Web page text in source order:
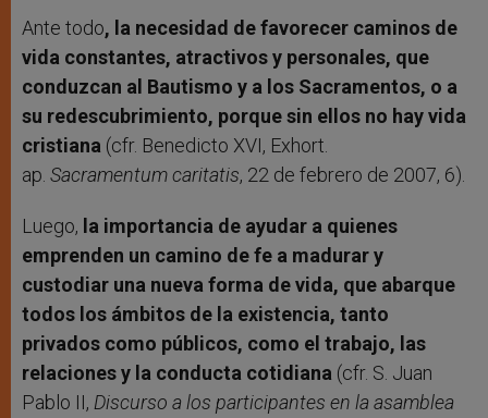
Ante todo, la necesidad de favorecer caminos de
vida constantes, atractivos y personales, que
conduzcan al Bautismo y a los Sacramentos, o a
su redescubrimiento, porque sin ellos no hay vida
cristiana (cfr. Benedicto XVI, Exhort.
ap. Sacramentum caritatis, 22 de febrero de 2007, 6).
Luego, la importancia de ayudar a quienes
emprenden un camino de fe a madurar y
custodiar una nueva forma de vida, que abarque
todos los ámbitos de la existencia, tanto
privados como públicos, como el trabajo, las
relaciones y la conducta cotidiana (cfr. S. Juan
Pablo II, Discurso a los participantes en la asamblea